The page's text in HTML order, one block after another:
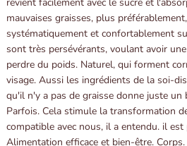
revient facilement avec le sucre et
mauvaises graisses, plus
systématiquement et confortablement
sont très persévérants, voulant avoir
perdre du poids. Naturel, qui forment
visage. Aussi les ingrédients de la soi-
qu'il n'y a pas de graisse donne juste un
Parfois. Cela stimule la transformation
compatible avec nous, il a entendu. il
Alimentation efficace et bien-être.